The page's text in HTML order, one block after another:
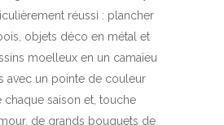
réussi : plancher
objets déco en métal et
moelleux en un camaïeu
avec un pointe de couleur
chaque saison et, touche
de grands bouquets de